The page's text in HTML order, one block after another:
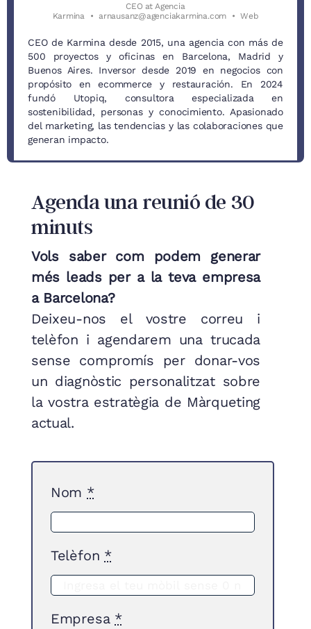
CEO at Agencia
Karmina
• arnausanz@agenciakarmina.com • Web
CEO de Karmina desde 2015, una agencia con más de
500 proyectos y oficinas en Barcelona, Madrid y
Buenos Aires. Inversor desde 2019 en negocios con
propósito en ecommerce y restauración. En 2024
fundó Utopiq, consultora especializada en
sostenibilidad, personas y conocimiento. Apasionado
del marketing, las tendencias y las colaboraciones que
generan impacto.
Agenda una reunió de 30
minuts
Vols saber com podem generar
més leads per a la teva empresa
a Barcelona?
Deixeu-nos el vostre correu i
telèfon i agendarem una trucada
sense compromís per donar-vos
un diagnòstic personalitzat sobre
la vostra estratègia de Màrqueting
actual.
Nom *
Telèfon *
Empresa *